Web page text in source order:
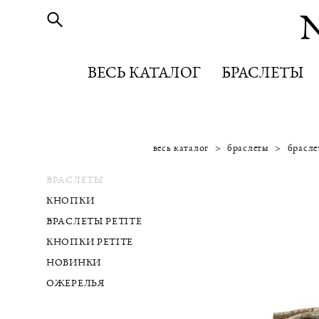
ВЕСЬ КАТАЛОГ БРАСЛЕТЫ
ВЕСЬ КАТАЛОГ БРАСЛЕТЫ
БРАСЛЕТЫ
КНОПКИ
БРАСЛЕТЫ PETITE
КНОПКИ PETITE
НОВИНКИ
ОЖЕРЕЛЬЯ
весь каталог > браслеты >